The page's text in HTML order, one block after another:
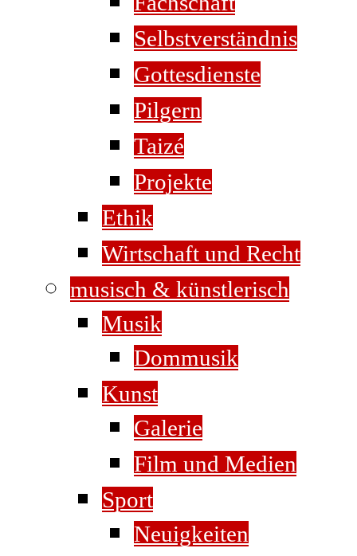
Selbstverständnis
Gottesdienste
Pilgern
Taizé
Projekte
Ethik
Wirtschaft und Recht
musisch & künstlerisch
Musik
Dommusik
Kunst
Galerie
Film und Medien
Sport
Neuigkeiten